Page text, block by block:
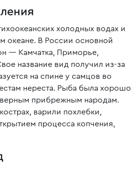
холодных водах и
океане. В России основной
— Камчатка, Приморье,
название вид получил из-за
на спине у самцов во
нереста. Рыба была хорошо
прибрежным народам.
варили похлебки,
процесса копчения,